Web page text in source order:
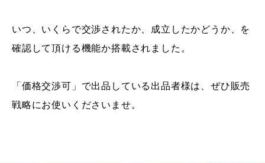
いつ、いくらで交渉されたか、成立したかどうか、を
確認して頂ける機能か搭載されました。
「価格交渉可」で出品している出品者様は、ぜひ販売
戦略にお使いくださいませ。